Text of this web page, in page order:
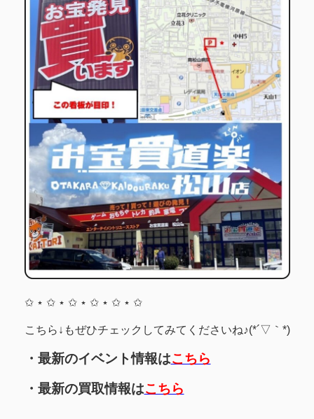
✩ ⋆ ✩ ⋆ ✩ ⋆ ✩ ⋆ ✩ ⋆ ✩
こちら↓もぜひチェックしてみてくださいね♪(*´▽｀*)
・最新のイベント情報はこちら
・最新の買取情報はこちら